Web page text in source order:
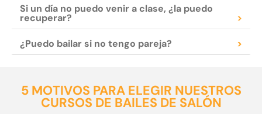
Si un día no puedo venir a clase, ¿la puedo
recuperar? >
¿Puedo bailar si no tengo pareja? >
5 MOTIVOS PARA ELEGIR NUESTROS
CURSOS DE BAILES DE SALÓN